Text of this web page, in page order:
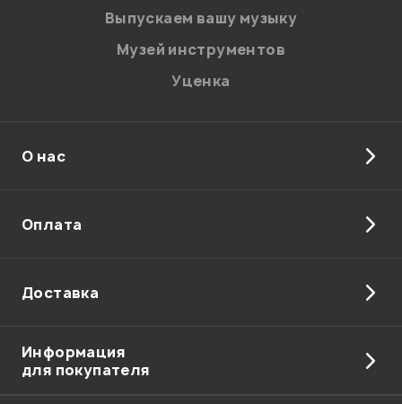
Введите проверочное число:
Отправить
Выпускаем вашу музыку
Музей инструментов
Уценка
О нас
Оплата
Доставка
Информация
для покупателя